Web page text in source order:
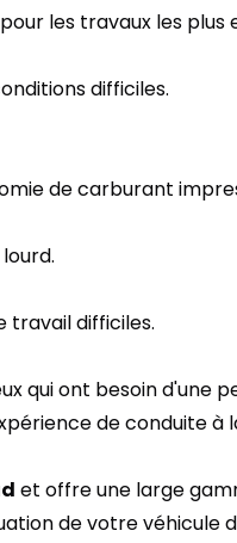
les travaux les plus
difficiles.
de carburant
travail difficiles.
qui ont besoin d'une
de conduite à
et offre une large
de votre véhicule